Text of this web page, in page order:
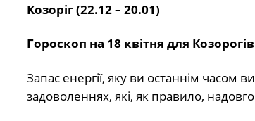
Козоріг (22.12 – 20.01)
Гороскоп на 18 квітня для Козорогів
Запас енергії, яку ви останнім часом
задоволеннях, які, як правило,